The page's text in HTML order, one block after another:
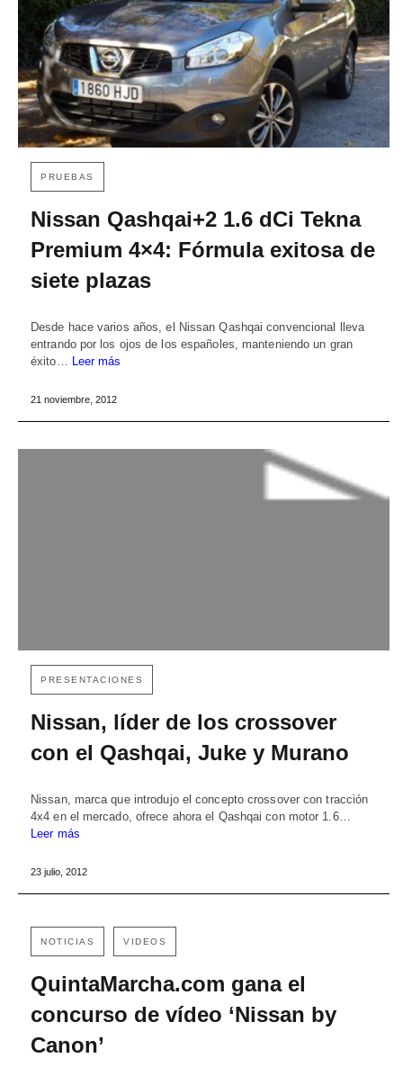
PRUEBAS
Nissan Qashqai+2 1.6 dCi Tekna
Premium 4×4: Fórmula exitosa de
siete plazas
Desde hace varios años, el Nissan Qashqai convencional lleva
entrando por los ojos de los españoles, manteniendo un gran
éxito… Leer más
21 noviembre, 2012
PRESENTACIONES
Nissan, líder de los crossover
con el Qashqai, Juke y Murano
Nissan, marca que introdujo el concepto crossover con tracción
4x4 en el mercado, ofrece ahora el Qashqai con motor 1.6…
Leer más
23 julio, 2012
NOTICIAS VIDEOS
QuintaMarcha.com gana el
concurso de vídeo ‘Nissan by
Canon’